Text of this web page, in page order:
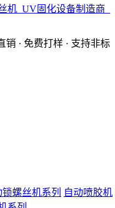
销 · 免费打样 · 支持非标
锁螺丝机系列 自动喷胶机